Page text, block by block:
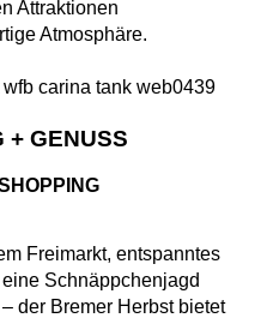
Attraktionen
Atmosphäre.
+ GENUSS
Freimarkt, entspanntes
Schnäppchenjagd
der Bremer Herbst bietet